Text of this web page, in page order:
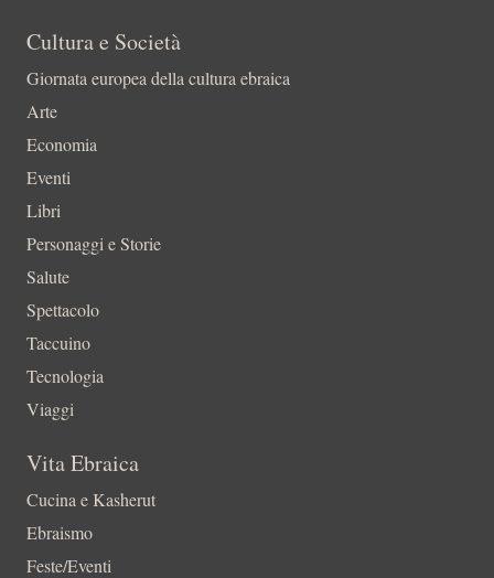
Cultura e Società
Giornata europea della cultura ebraica
Arte
Economia
Eventi
Libri
Personaggi e Storie
Salute
Spettacolo
Taccuino
Tecnologia
Viaggi
Vita Ebraica
Cucina e Kasherut
Ebraismo
Feste/Eventi